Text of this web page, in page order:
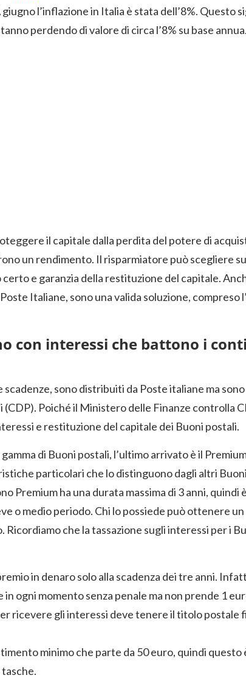
l’inflazione in Italia è stata dell’8%. Questo
perdendo di valore di circa l’8% su base annua.
il capitale dalla perdita del potere di
un rendimento. Il risparmiatore può scegliere
e garanzia della restituzione del capitale.
Italiane, sono una valida soluzione, compreso
con interessi che battono i conti
sono distribuiti da Poste italiane ma sono
Poiché il Ministero delle Finanze controlla
e restituzione del capitale dei Buoni postali.
di Buoni postali, l’ultimo arrivato è il
particolari che lo distinguono dagli altri Buoni
Premium ha una durata massima di 3 anni, quindi è
o medio periodo. Chi lo possiede può ottenere un
Ricordiamo che la tassazione sugli interessi per i
in denaro solo alla scadenza dei tre anni.
ogni momento senza penale ma non prende 1
ricevere gli interessi deve tenere il titolo postale
minimo che parte da 50 euro, quindi questo